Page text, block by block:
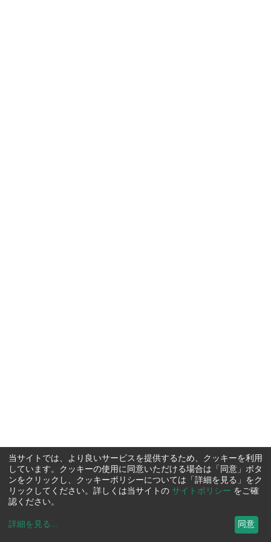
当サイトでは、より良いサービスを提供するため、クッキーを利用
しています。クッキーの使用に同意いただける場合は「同意」ボタ
ンをクリックし、クッキーポリシーについては「詳細を見る」をク
リックしてください。詳しくは当サイトの サイトポリシー をご確
認ください。
詳細を見る ... 同意